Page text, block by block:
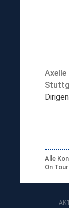
Axelle
Alle
On Tour